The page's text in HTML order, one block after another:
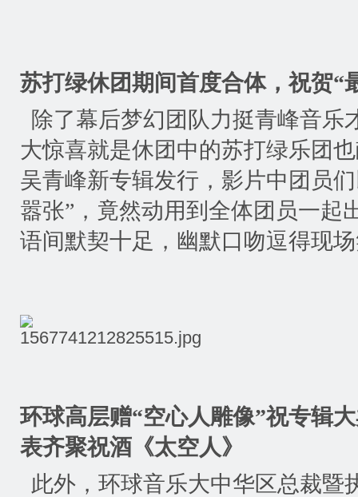
苏打绿休团期间首度合体，祝贺“
除了幕后梦幻团队力挺青峰音乐
大惊喜就是休团中的苏打绿乐团
吴青峰新专辑发行，影片中团员
嚣张” ，竟然动用到全体团员一
语间默契十足，幽默口吻逗得现
环球高层赠“空心人雕像”祝专辑
表齐聚祝酒《太空人》
此外，环球音乐大中华区总裁暨